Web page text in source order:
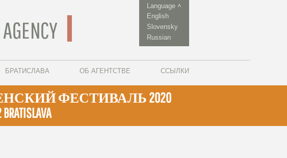
Language ˄
English
Slovensky
Russian
БРАТИСЛАВА ОБ АГЕНТСТВЕ ССЫЛКИ
ФЕСТИВАЛЬ 2020